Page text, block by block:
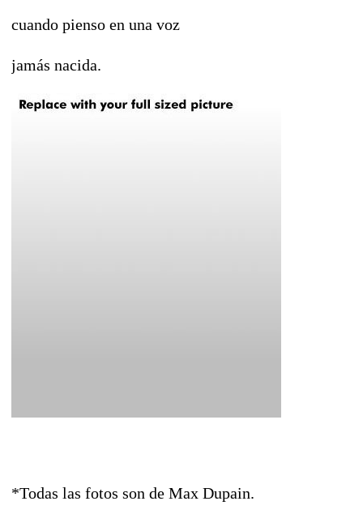
cuando pienso en una voz
jamás nacida.
*Todas las fotos son de Max Dupain.